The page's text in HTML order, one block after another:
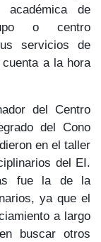
de
o centro
servicios de
a la hora
del Centro
del Cono
en el taller
del EI.
fue la de la
ya que el
a largo
buscar otros